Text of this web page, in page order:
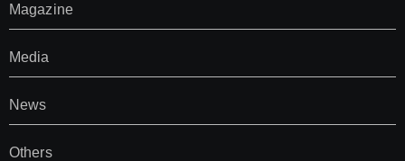
Magazine
Media
News
Others